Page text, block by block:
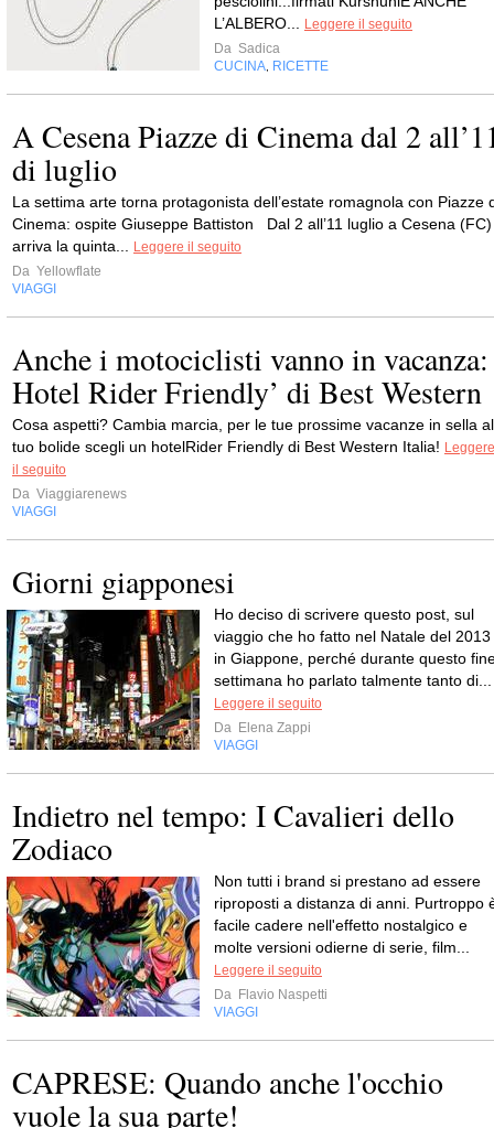
L’ALBERO...
Leggere il seguito
Da Sadica
CUCINA RICETTE
A Cesena Piazze di Cinema dal 2
di luglio
La settima arte torna protagonista dell’estate romagnola con Piazze
Cinema: ospite Giuseppe Battiston Dal 2 all’11 luglio a Cesena (FC)
arriva la quinta...
Leggere il seguito
Da Yellowflate
VIAGGI
Anche i motociclisti vanno in vacanza:
Hotel Rider Friendly’ di Best Western
Cosa aspetti? Cambia marcia, per le tue prossime vacanze in sella al
tuo bolide scegli un hotelRider Friendly di Best Western Italia! Leggere
il seguito
Da Viaggiarenews
VIAGGI
Giorni giapponesi
Ho deciso di scrivere questo post, sul
viaggio che ho fatto nel Natale del 2013
in Giappone, perché durante questo
settimana ho parlato talmente tanto di...
Leggere il seguito
Da Elena Zappi
VIAGGI
Indietro nel tempo: I Cavalieri dello
Zodiaco
Non tutti i brand si prestano ad essere
riproposti a distanza di anni. Purtroppo
facile cadere nell'effetto nostalgico e
molte versioni odierne di serie, film...
Leggere il seguito
Da Flavio Naspetti
VIAGGI
CAPRESE: Quando anche l'occhio
vuole la sua parte!